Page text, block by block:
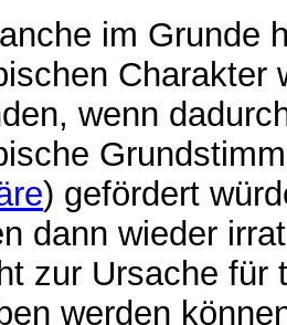
im Grunde
Charakter
wenn
) gefördert
dann wieder
zur Ursache für
werden